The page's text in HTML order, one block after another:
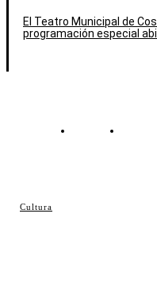
Cultura
El Teatro Municipal de
programación especial
Contacto